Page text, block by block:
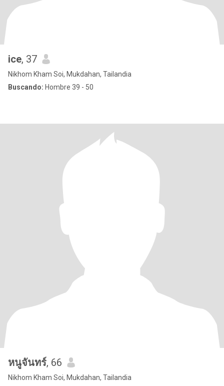
ice, 37
Nikhom Kham Soi, Mukdahan, Tailandia
Buscando: Hombre 39 - 50
หนูจันทร์, 66
Nikhom Kham Soi, Mukdahan, Tailandia